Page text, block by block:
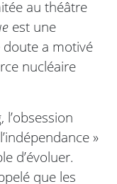
au théâtre
est une
doute a motivé
nucléaire
l’obsession
»
d’évoluer.
que les